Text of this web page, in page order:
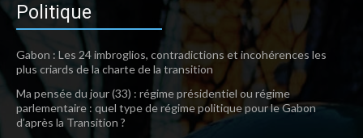
Politique
Gabon : Les 24 imbroglios, contradictions et incohérences les
plus criards de la charte de la transition
Ma pensée du jour (33) : régime présidentiel ou régime
parlementaire : quel type de régime politique pour le Gabon
d’après la Transition ?